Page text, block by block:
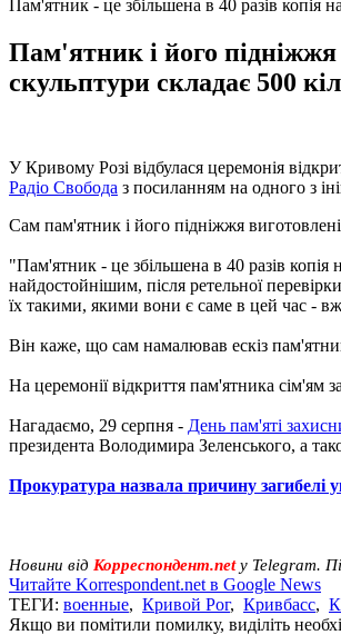
Пам'ятник - це збільшена в 40 разів копія
Пам'ятник і його підніжжя
скульптури складає 500
У Кривому Розі відбулася церемонія
Радіо Свобода з посиланням на одного з
Сам пам'ятник і його підніжжя
"Пам'ятник - це збільшена в 40 разів
найдостойнішим, після ретельної
їх такими, якими вони є саме в цей час -
Він каже, що сам намалював ескіз
На церемонії відкриття пам'ятника сім'ям
Нагадаємо, 29 серпня - День пам'яті
президента Володимира Зеленського, а
Прокуратура назвала причину загибелі
Новини від Корреспондент.net у Telegram.
Читайте Korrespondent.net в Google News
ТЕГИ: военные, Кривой Рог, Кривбасс,
Якщо ви помітили помилку, виділіть